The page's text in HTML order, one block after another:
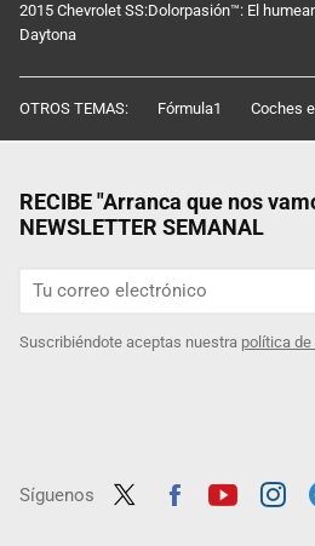
2015 Chevrolet SS:Dolorpasión™: El
Daytona
OTROS TEMAS: Fórmula1 Coches
RECIBE "Arranca que nos
NEWSLETTER SEMANAL
Suscribiéndote aceptas nuestra política
Síguenos